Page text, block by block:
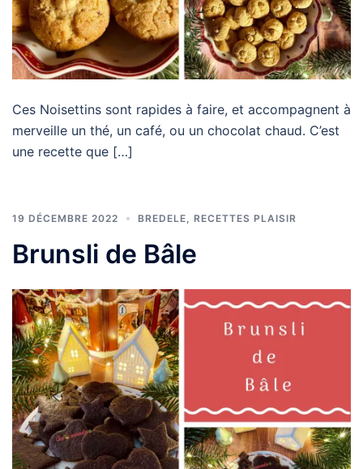
Ces Noisettins sont rapides à faire, et accompagnent à
merveille un thé, un café, ou un chocolat chaud. C’est
une recette que […]
19 DÉCEMBRE 2022 BREDELE RECETTES PLAISIR
Brunsli de Bâle